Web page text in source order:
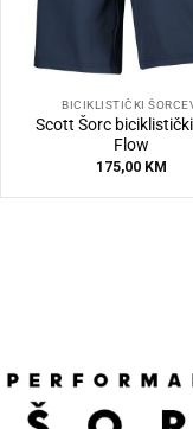
BICIKLISTIČKI
Scott Šorc biciklistički
Flow
175,00 KM